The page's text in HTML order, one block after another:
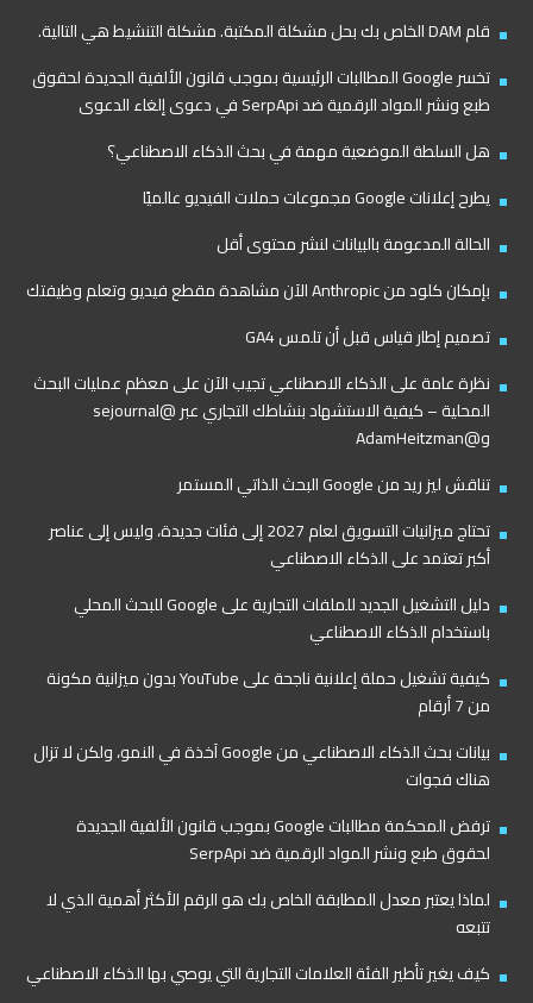
قام DAM الخاص بك بحل مشكلة المكتبة. مشكلة التنشيط هي التالية.
تخسر Google المطالبات الرئيسية بموجب قانون الألفية الجديدة لحقوق
طبع ونشر المواد الرقمية ضد SerpApi في دعوى إلغاء الدعوى
هل السلطة الموضعية مهمة في بحث الذكاء الاصطناعي؟
يطرح إعلانات Google مجموعات حملات الفيديو عالميًا
الحالة المدعومة بالبيانات لنشر محتوى أقل
بإمكان كلود من Anthropic الآن مشاهدة مقطع فيديو وتعلم وظيفتك
تصميم إطار قياس قبل أن تلمس GA4
نظرة عامة على الذكاء الاصطناعي تجيب الآن على معظم عمليات البحث
المحلية – كيفية الاستشهاد بنشاطك التجاري عبر @sejournal
و@AdamHeitzman
تناقش ليز ريد من Google البحث الذاتي المستمر
تحتاج ميزانيات التسويق لعام 2027 إلى فئات جديدة، وليس إلى عناصر
أكبر تعتمد على الذكاء الاصطناعي
دليل التشغيل الجديد للملفات التجارية على Google للبحث المحلي
باستخدام الذكاء الاصطناعي
كيفية تشغيل حملة إعلانية ناجحة على YouTube بدون ميزانية مكونة
من 7 أرقام
بيانات بحث الذكاء الاصطناعي من Google آخذة في النمو، ولكن لا تزال
هناك فجوات
ترفض المحكمة مطالبات Google بموجب قانون الألفية الجديدة
لحقوق طبع ونشر المواد الرقمية ضد SerpApi
لماذا يعتبر معدل المطابقة الخاص بك هو الرقم الأكثر أهمية الذي لا
تتبعه
كيف يغير تأطير الفئة العلامات التجارية التي يوصي بها الذكاء الاصطناعي